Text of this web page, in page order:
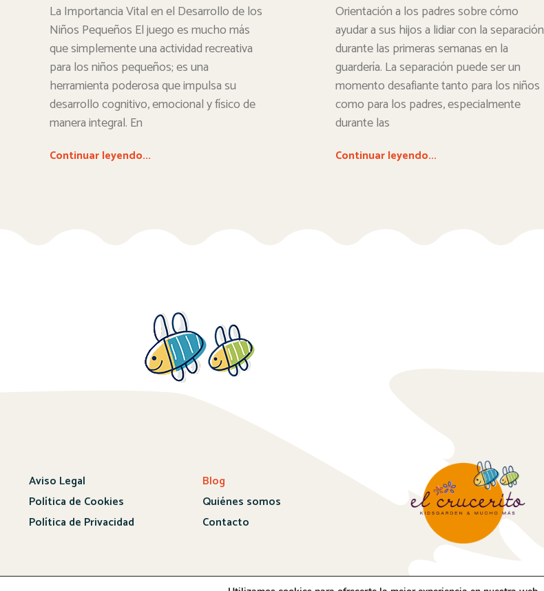
La Importancia Vital en el Desarrollo de los
Niños Pequeños El juego es mucho más
que simplemente una actividad recreativa
para los niños pequeños; es una
herramienta poderosa que impulsa su
desarrollo cognitivo, emocional y físico de
manera integral. En
Continuar leyendo...
Orientación a los padres sobre cómo
ayudar a sus hijos a lidiar con la separación
durante las primeras semanas en la
guardería. La separación puede ser un
momento desafiante tanto para los niños
como para los padres, especialmente
durante las
Continuar leyendo...
Aviso Legal
Política de Cookies
Política de Privacidad
Blog
Quiénes somos
Contacto